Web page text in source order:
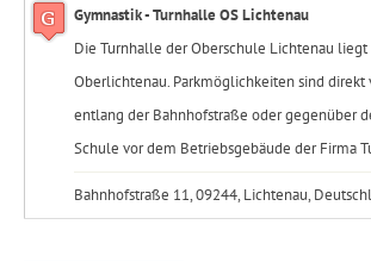
Gymnastik - Turnhalle OS Lichtenau
Die Turnhalle der Oberschule Lichtenau
Oberlichtenau. Parkmöglichkeiten sind direkt
entlang der Bahnhofstraße oder gegenüber
Schule vor dem Betriebsgebäude der Firma
Bahnhofstraße 11, 09244, Lichtenau,